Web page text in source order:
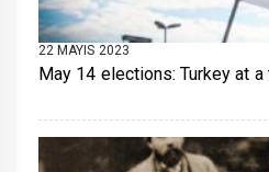
22 MAYIS 2023
May 14 elections: Turkey at a